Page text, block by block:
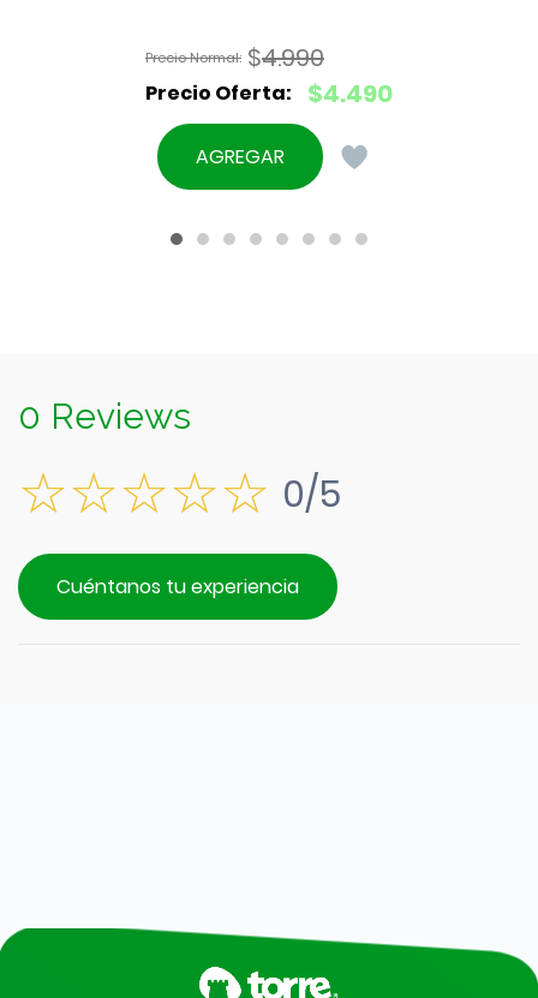
$4.990
El
original
$4.490
El
precio
actual
$4.490.
AGREGAR
0 Reviews
0/5
Cuéntanos tu experiencia